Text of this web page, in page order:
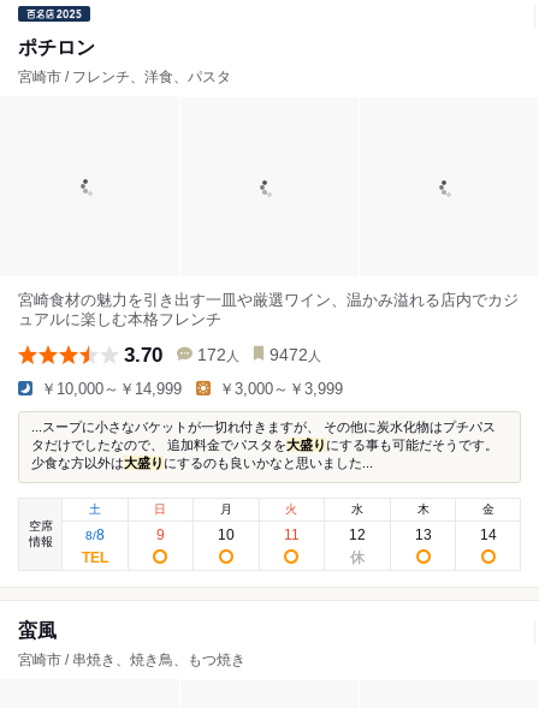
ポチロン
宮崎市 / フレンチ、洋食、パスタ
宮崎食材の魅力を引き出す一皿や厳選ワイン、温かみ溢れる店内でカジ
ュアルに楽しむ本格フレンチ
3.70 172 人 9472 人
￥10,000～￥14,999 ￥3,000～￥3,999
...スープに小さなバケットが一切れ付きますが、 その他に炭水化物はプチパス
タだけでしたなので、 追加料金でパスタを大盛り にする事も可能だそうです。
少食な方以外は大盛り にするのも良いかなと思いました...
空席
情報
土
8/8
日
9
月
10
火
11
水
12
木
13
金
14
蛮風
宮崎市 / 串焼き、焼き鳥、もつ焼き